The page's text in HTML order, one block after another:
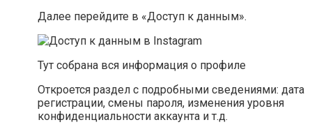
Далее перейдите в «Доступ к данным».
Тут собрана вся информация о профиле
Откроется раздел с подробными сведениями: дата
регистрации, смены пароля, изменения уровня
конфиденциальности аккаунта и т.д.